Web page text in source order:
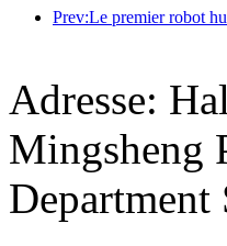
Adresse:
Mingsheng
Department